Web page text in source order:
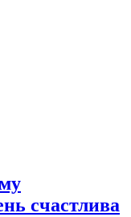
счастлива